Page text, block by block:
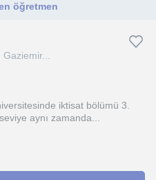
öğretmen
Gaziemir...
iktisat bölümü 3.
aynı zamanda...